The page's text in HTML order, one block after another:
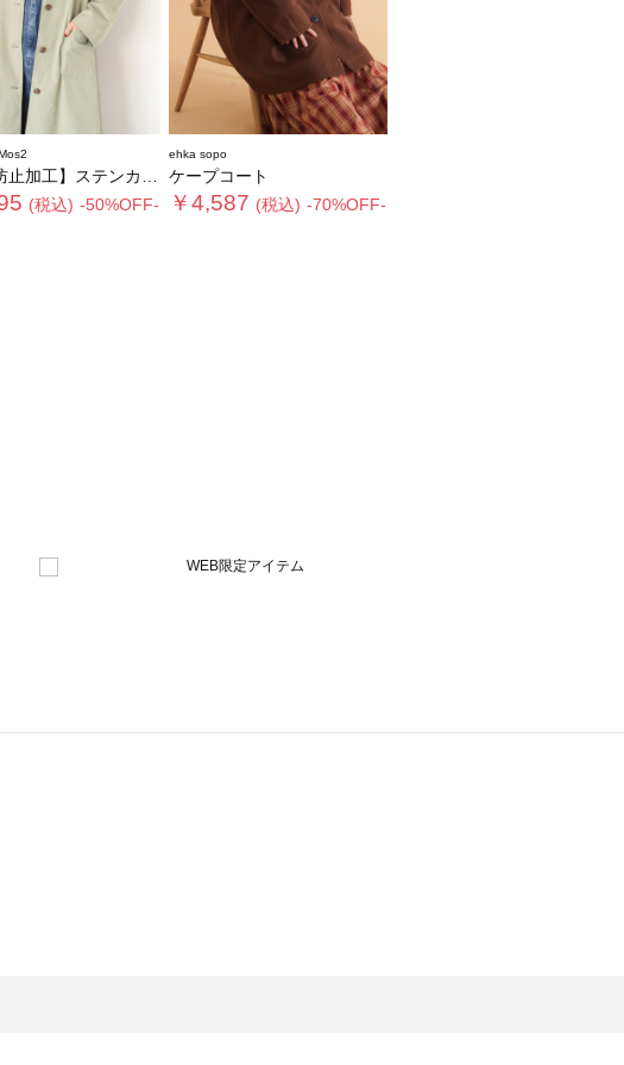
加工】ステンカラーコート
(税込) -50%OFF-
ehka sopo
ケープコート
￥4,587 (税込) -70%OFF-